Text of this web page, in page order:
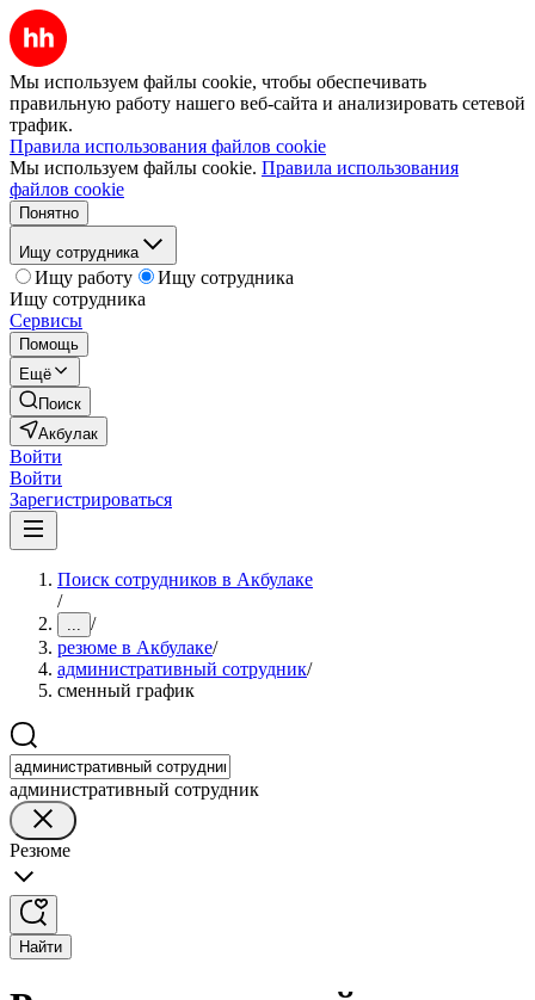
Мы используем файлы cookie, чтобы обеспечивать
правильную работу нашего веб-сайта и анализировать сетевой
трафик.
Правила использования файлов cookie
Мы используем файлы cookie. Правила использования
файлов cookie
Понятно
Ищу сотрудника
Ищу работу
Ищу сотрудника
Ищу сотрудника
Сервисы
Помощь
Ещё
Поиск
Акбулак
Войти
Войти
Зарегистрироваться
Поиск сотрудников в Акбулаке
/
... /
резюме в Акбулаке/
административный сотрудник/
сменный график
административный сотрудник
Резюме
Найти